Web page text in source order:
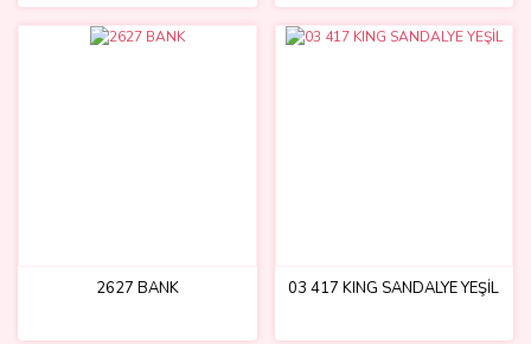
mechanical butt
2627 BANK 03 417 KING SANDALYE YEŞİL